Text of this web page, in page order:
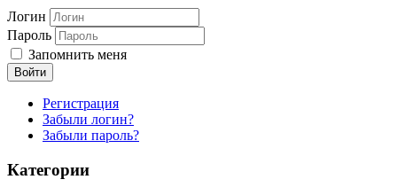
Логин
Пароль
Запомнить меня
Войти
Регистрация
Забыли логин?
Забыли пароль?
Категории